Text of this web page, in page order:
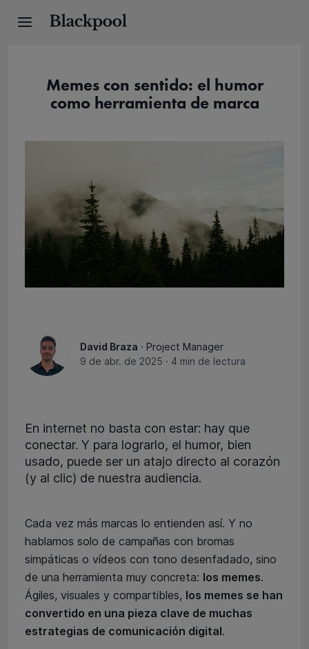
Memes con sentido: el humor
como herramienta de marca
David Braza · Project Manager
9 de abr. de 2025 · 4 min de lectura
En internet no basta con estar: hay que
conectar. Y para lograrlo, el humor, bien
usado, puede ser un atajo directo al corazón
(y al clic) de nuestra audiencia.
Cada vez más marcas lo entienden así. Y no
hablamos solo de campañas con bromas
simpáticas o vídeos con tono desenfadado, sino
de una herramienta muy concreta: los memes.
Ágiles, visuales y compartibles, los memes se han
convertido en una pieza clave de muchas
estrategias de comunicación digital.